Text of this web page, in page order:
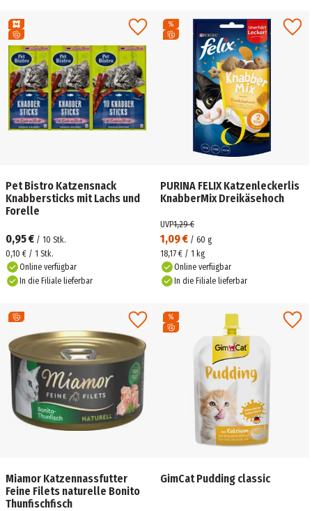
Pet Bistro Katzensnack
Knabbersticks mit Lachs und
Forelle
0,95 € / 10 Stk.
0,10 € / 1 Stk.
Online verfügbar
In die Filiale lieferbar
PURINA FELIX Katzenleckerlis
KnabberMix Dreikäsehoch
1,09 € / 60 g
UVP1,29 €
18,17 € / 1 kg
Online verfügbar
In die Filiale lieferbar
Miamor Katzennassfutter
Feine Filets naturelle Bonito
Thunfischfisch
GimCat Pudding classic